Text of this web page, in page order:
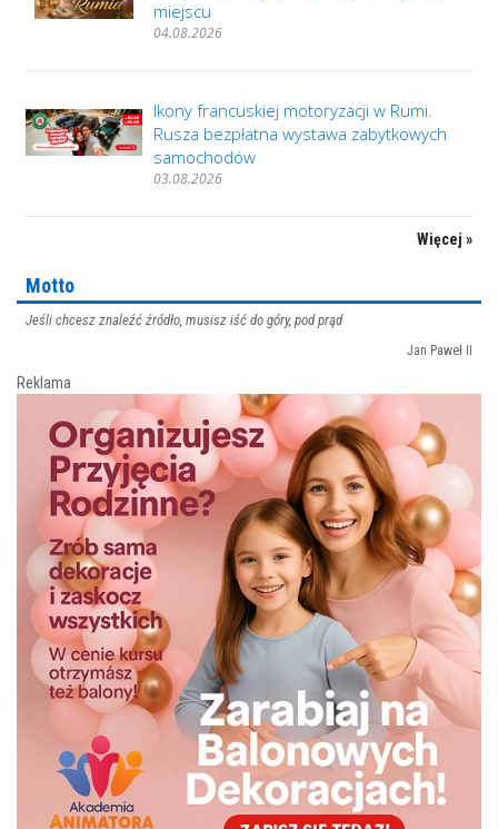
miejscu
04.08.2026
Ikony francuskiej motoryzacji w Rumi.
Rusza bezpłatna wystawa zabytkowych
samochodów
03.08.2026
Więcej »
Motto
Jeśli chcesz znaleźć źródło, musisz iść do góry, pod prąd
Jan Paweł II
Reklama